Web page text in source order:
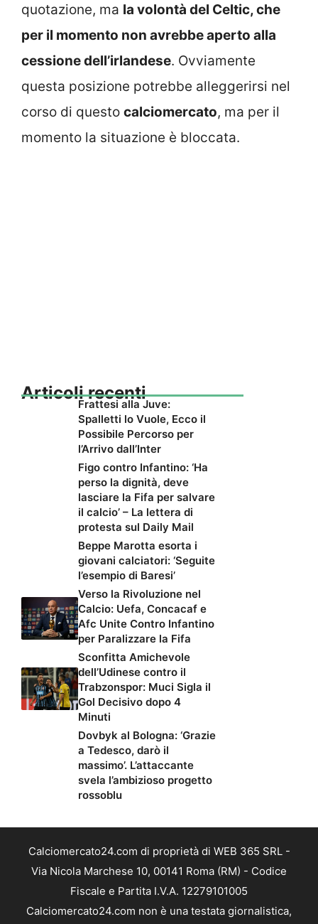
quotazione, ma la volontà del Celtic, che
per il momento non avrebbe aperto alla
cessione dell’irlandese. Ovviamente
questa posizione potrebbe alleggerirsi nel
corso di questo calciomercato, ma per il
momento la situazione è bloccata.
Articoli recenti
Frattesi alla Juve:
Spalletti lo Vuole, Ecco il
Possibile Percorso per
l’Arrivo dall’Inter
Figo contro Infantino: ‘Ha
perso la dignità, deve
lasciare la Fifa per salvare
il calcio’ – La lettera di
protesta sul Daily Mail
Beppe Marotta esorta i
giovani calciatori: ‘Seguite
l’esempio di Baresi’
Verso la Rivoluzione nel
Calcio: Uefa, Concacaf e
Afc Unite Contro Infantino
per Paralizzare la Fifa
Sconfitta Amichevole
dell’Udinese contro il
Trabzonspor: Muci Sigla il
Gol Decisivo dopo 4
Minuti
Dovbyk al Bologna: ‘Grazie
a Tedesco, darò il
massimo’. L’attaccante
svela l’ambizioso progetto
rossoblu
Calciomercato24.com di proprietà di WEB 365 SRL -
Via Nicola Marchese 10, 00141 Roma (RM) - Codice
Fiscale e Partita I.V.A. 12279101005
Calciomercato24.com non è una testata giornalistica,